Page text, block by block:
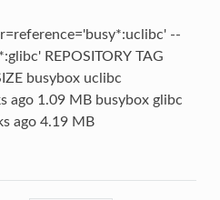
--
REPOSITORY TAG
21c16b6787c6 5 weeks ago 4.19 MB